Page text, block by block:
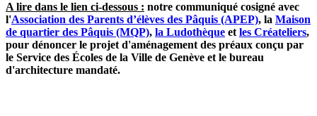
A lire dans le lien ci-dessous : notre communiqué cosigné avec
l'Association des Parents d’élèves des Pâquis (APEP), la Maison
de quartier des Pâquis (MQP), la Ludothèque et les Créateliers,
pour dénoncer le projet d'aménagement des préaux conçu par
le Service des Écoles de la Ville de Genève et le bureau
d'architecture mandaté.